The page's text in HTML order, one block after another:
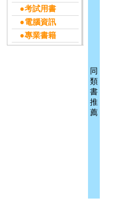
●考試用書
●電腦資訊
●專業書籍
同
類
書
推
薦